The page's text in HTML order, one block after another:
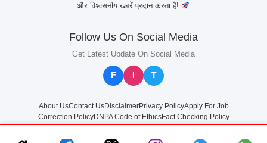
और विश्वसनीय खबरें प्रदान करता हैं!
Follow Us On Social Media
Get Latest Update On Social Media
F I T
About UsContact UsDisclaimerPrivacy PolicyApply For Job
Correction PolicyDNPA Code of EthicsFact Checking Policy
© 2025 TdsVirals.In All rights reserved